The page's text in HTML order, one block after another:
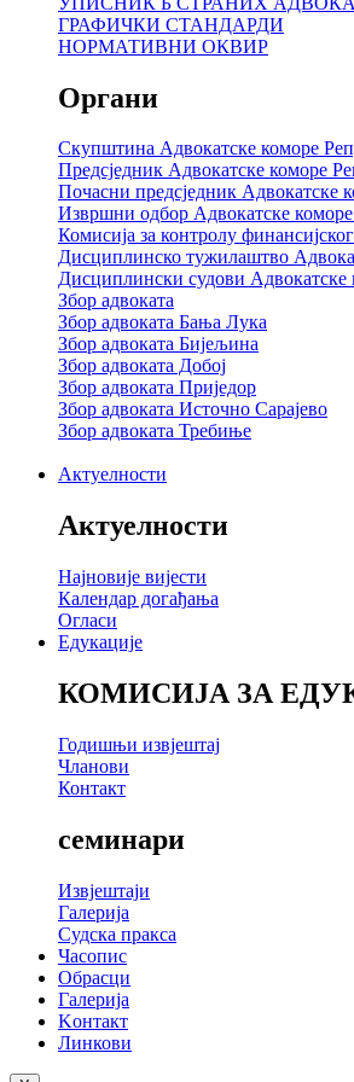
ГРАФИЧКИ СТАНДАРДИ
НОРМАТИВНИ ОКВИР
Органи
Скупштина Адвокатске коморе
Предсједник Адвокатске коморе
Почасни предсједник Адвокатске
Извршни одбор Адвокатске
Комисија за контролу
Дисциплинско тужилаштво
Дисциплински судови Адвокатске
Збор адвоката
Збор адвоката Бања Лука
Збор адвоката Бијељина
Збор адвоката Добој
Збор адвоката Приједор
Збор адвоката Источно Сарајево
Збор адвоката Требиње
Актуелности
Актуелности
Најновије вијести
Календар догађања
Огласи
Едукације
КОМИСИЈА ЗА
Годишњи извјештај
Чланови
Контакт
семинари
Извјештаји
Галерија
Судска пракса
Часопис
Обрасци
Галерија
Kонтакт
Линкови